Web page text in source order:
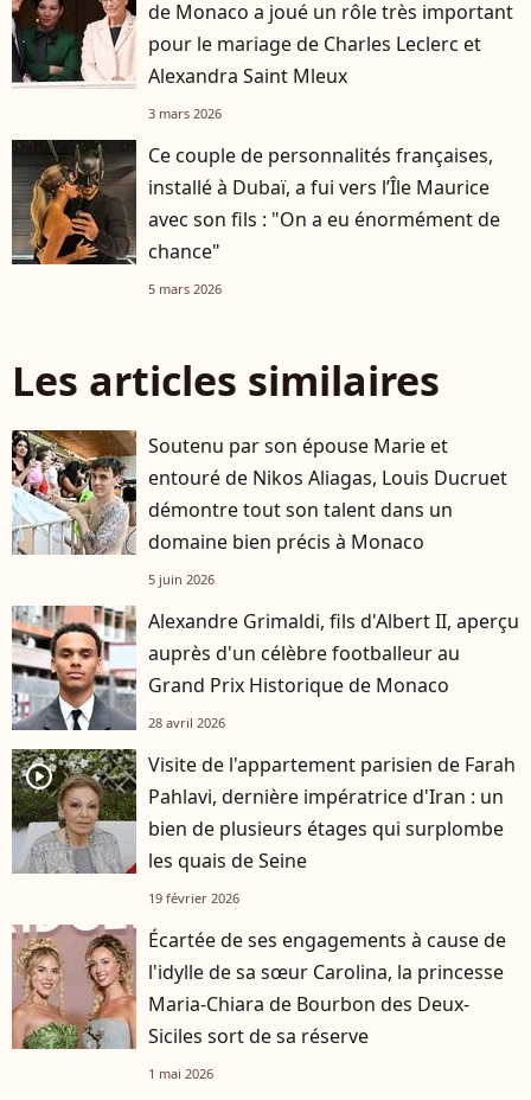
de Monaco a joué un rôle très important
pour le mariage de Charles Leclerc et
Alexandra Saint Mleux
3 mars 2026
Ce couple de personnalités françaises,
installé à Dubaï, a fui vers l’Île Maurice
avec son fils : "On a eu énormément de
chance"
5 mars 2026
Les articles similaires
Soutenu par son épouse Marie et
entouré de Nikos Aliagas, Louis Ducruet
démontre tout son talent dans un
domaine bien précis à Monaco
5 juin 2026
Alexandre Grimaldi, fils d'Albert II, aperçu
auprès d'un célèbre footballeur au
Grand Prix Historique de Monaco
28 avril 2026
player2
Visite de l'appartement parisien de Farah
Pahlavi, dernière impératrice d'Iran : un
bien de plusieurs étages qui surplombe
les quais de Seine
19 février 2026
Écartée de ses engagements à cause de
l'idylle de sa sœur Carolina, la princesse
Maria-Chiara de Bourbon des Deux-
Siciles sort de sa réserve
1 mai 2026